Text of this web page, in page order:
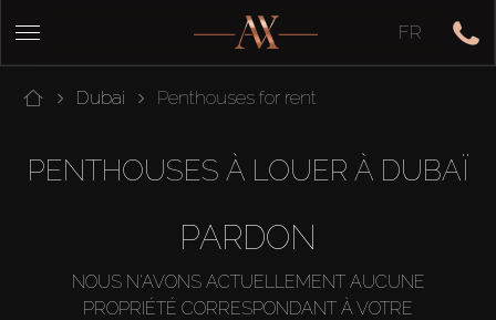
FR
Dubai Penthouses for rent
PENTHOUSES À LOUER À DUBAÏ
PARDON
NOUS N'AVONS ACTUELLEMENT AUCUNE
PROPRIÉTÉ CORRESPONDANT À VOTRE